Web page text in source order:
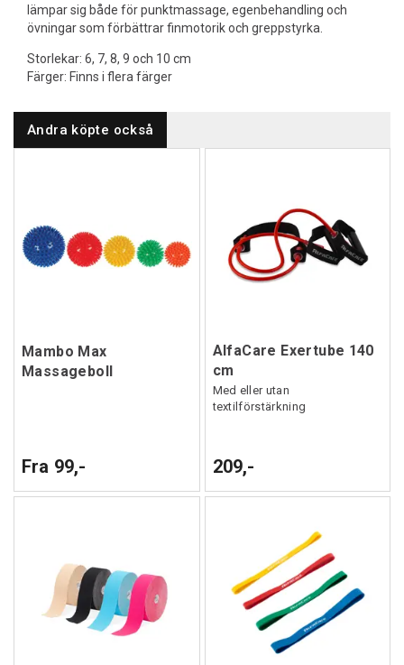
lämpar sig både för punktmassage, egenbehandling och
övningar som förbättrar finmotorik och greppstyrka.
Storlekar: 6, 7, 8, 9 och 10 cm
Färger: Finns i flera färger
Andra köpte också
Mambo Max
Massageboll
Fra 99,-
AlfaCare Exertube 140
cm
Med eller utan
textilförstärkning
209,-